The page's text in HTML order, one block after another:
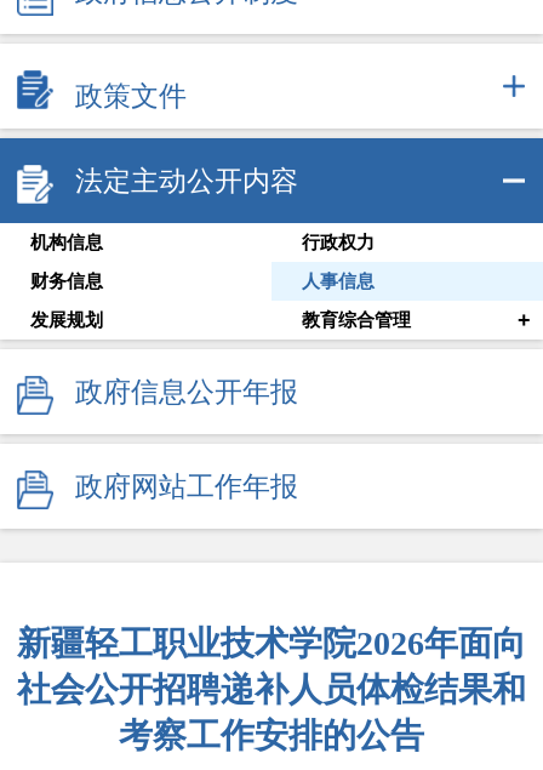
政策文件
法定主动公开内容
机构信息
行政权力
财务信息
人事信息
发展规划
教育综合管理 +
政府信息公开年报
政府网站工作年报
新疆轻工职业技术学院2026年面向
社会公开招聘递补人员体检结果和
考察工作安排的公告